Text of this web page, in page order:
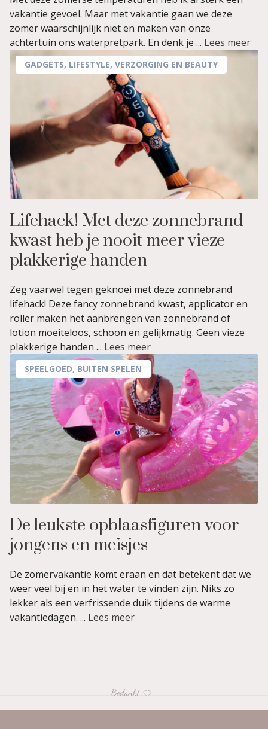
vakantie gevoel. Maar met vakantie gaan we deze
zomer waarschijnlijk niet en maken van onze
achtertuin ons waterpretpark. En denk je ... Lees meer
GADGETS, LIFESTYLE, VERZORGING EN BEAUTY
Lifehack! Met deze zonnebrand
kwast heb je nooit meer vieze
plakkerige handen
Zeg vaarwel tegen geknoei met deze zonnebrand
lifehack! Deze fancy zonnebrand kwast, applicator en
roller maken het aanbrengen van zonnebrand of
lotion moeiteloos, schoon en gelijkmatig. Geen vieze
plakkerige handen ... Lees meer
SPEELGOED, BUITEN SPELEN
De leukste opblaasfiguren voor
jongens en meisjes
De zomervakantie komt eraan en dat betekent dat we
weer veel bij en in het water te vinden zijn. Niks zo
lekker als een verfrissende duik tijdens de warme
vakantiedagen. ... Lees meer